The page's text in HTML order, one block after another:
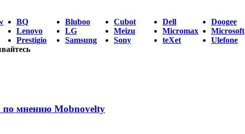
BQ Bluboo Cubot Dell Doogee
Lenovo LG Meizu Micromax Microsoft
Prestigio Samsung Sony teXet Ulefone
по мнению Mobnovelty